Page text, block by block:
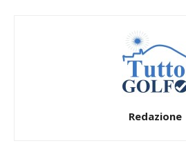
Redazione